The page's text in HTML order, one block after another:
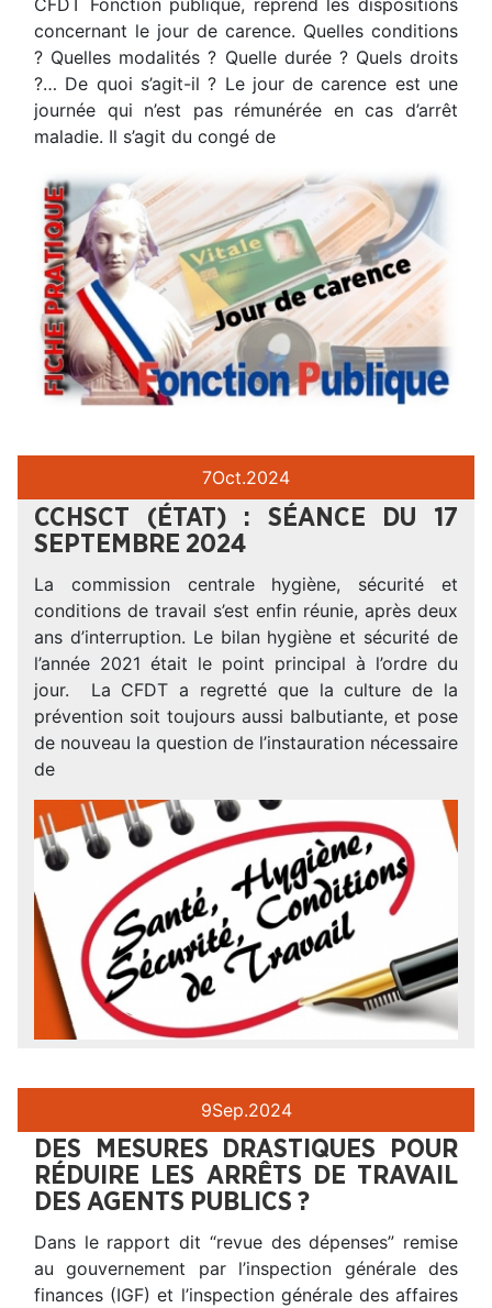
concernant le jour de carence. Quelles conditions
? Quelles modalités ? Quelle durée ? Quels droits
?… De quoi s’agit-il ? Le jour de carence est une
journée qui n’est pas rémunérée en cas d’arrêt
maladie. Il s’agit du congé de
7Oct.2024
CCHSCT (ÉTAT) : SÉANCE DU 17
SEPTEMBRE 2024
La commission centrale hygiène, sécurité et
conditions de travail s’est enfin réunie, après deux
ans d’interruption. Le bilan hygiène et sécurité de
l’année 2021 était le point principal à l’ordre du
jour. La CFDT a regretté que la culture de la
prévention soit toujours aussi balbutiante, et pose
de nouveau la question de l’instauration nécessaire
de
9Sep.2024
DES MESURES DRASTIQUES POUR
RÉDUIRE LES ARRÊTS DE TRAVAIL
DES AGENTS PUBLICS ?
Dans le rapport dit “revue des dépenses” remise
au gouvernement par l’inspection générale des
finances (IGF) et l’inspection générale des affaires